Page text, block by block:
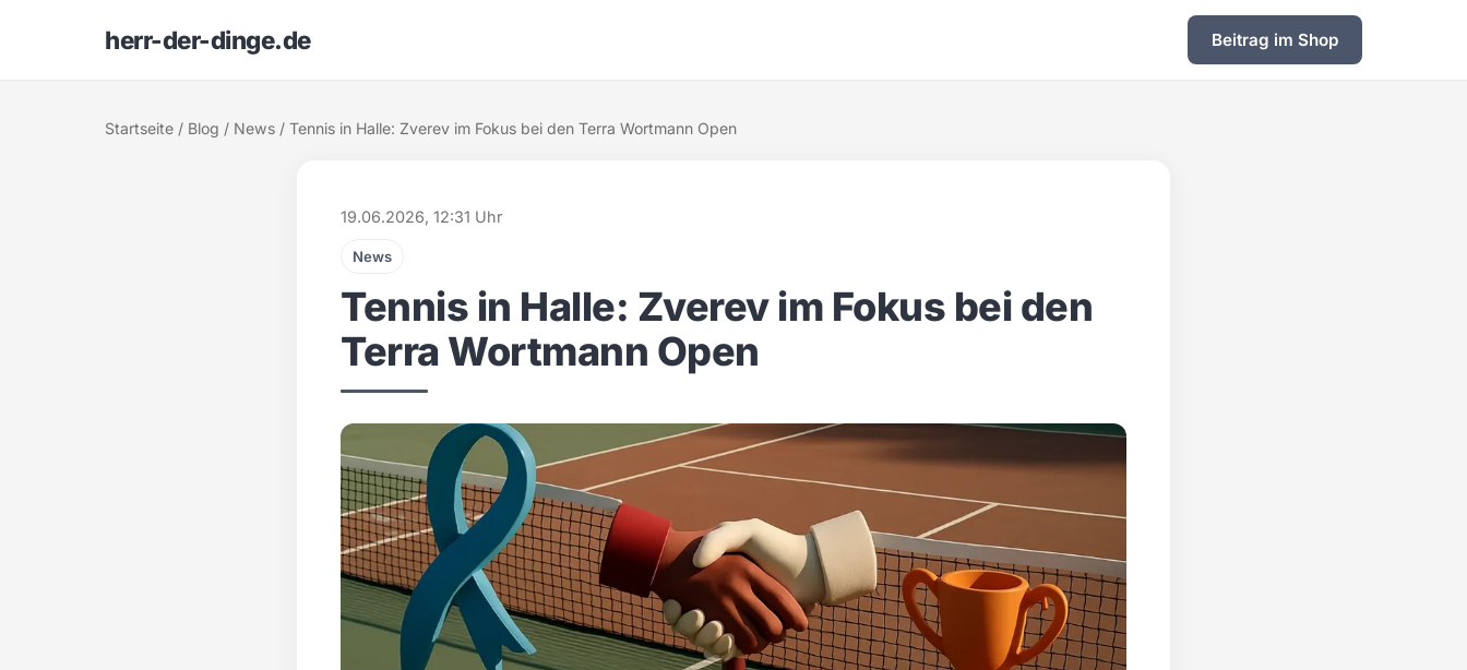
herr-der-dinge.de Beitrag im Shop
Startseite / Blog / News / Tennis in Halle: Zverev im Fokus bei den Terra Wortmann Open
19.06.2026, 12:31 Uhr
News
Tennis in Halle: Zverev im Fokus bei den
Terra Wortmann Open